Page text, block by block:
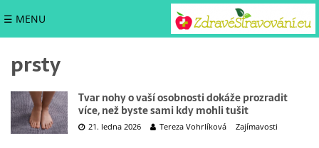
☰ MENU
prsty
Tvar nohy o vaší osobnosti dokáže prozradit
více, než byste sami kdy mohli tušit
21. ledna 2026 Tereza Vohrlíková Zajímavosti